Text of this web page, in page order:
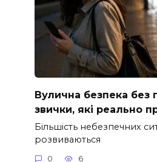
Вулична безпека без
звички, які реально
Більшість небезпечних
розвиваються
0 6